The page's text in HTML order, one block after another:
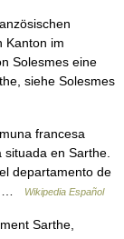
Kanton im
Solesmes eine
siehe Solesmes
francesa
en Sarthe.
departamento de
…
Wikipedia Español
Sarthe,